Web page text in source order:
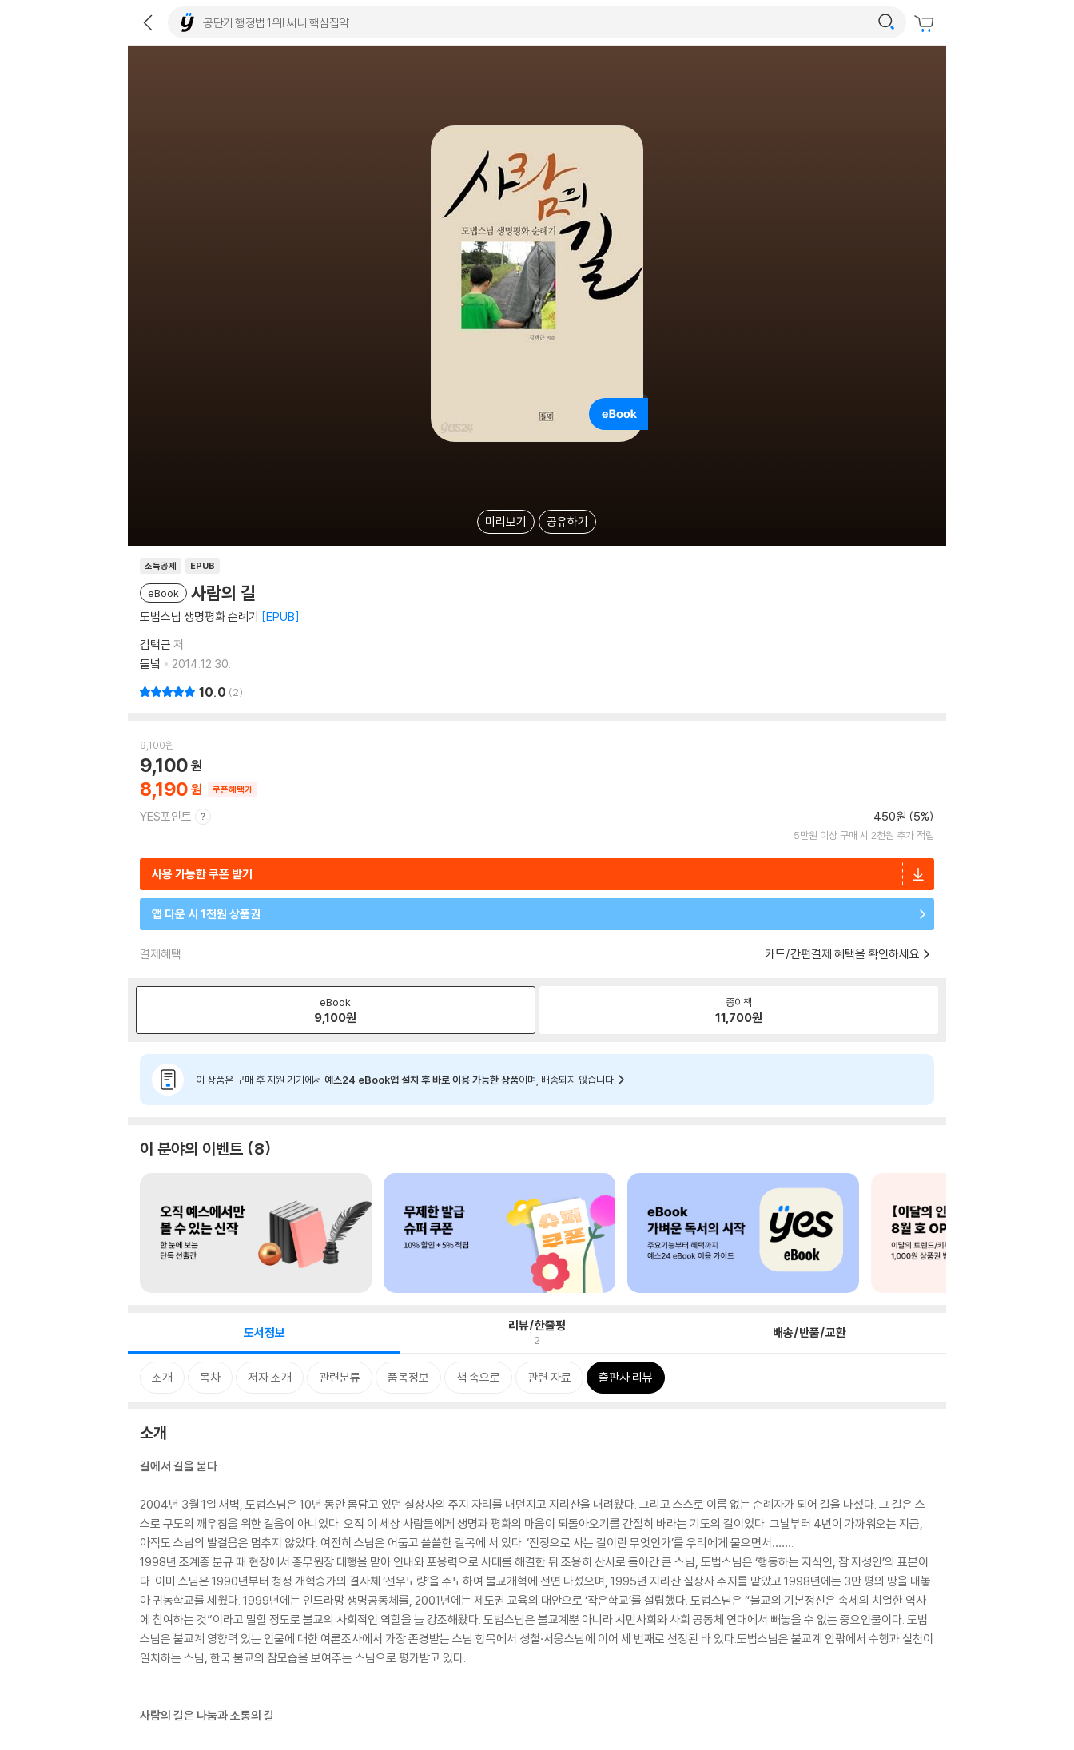
미리보기 공유하기
소득공제 EPUB
eBook 사람의 길
도법스님 생명평화 순례기 EPUB
김택근 저
들녘
2014.12.30.
10.0 2
9,100원
8,190
9,100
쿠폰혜택가
YES포인트 450원 (5%)
5만원 이상 구매 시 2천원 추가 적립
사용 가능한 쿠폰 받기
앱 다운 시 1천원 상품권
결제혜택 카드/간편결제 혜택을 확인하세요
eBook
9,100원
종이책
11,700원
이 상품은 구매 후 지원 기기에서 예스24 eBook앱 설치 후 바로 이용 가능한 상품이며, 배송되지 않습니다.
이 분야의 이벤트 8
도서정보 리뷰/한줄평
2 배송/반품/교환
소개 목차 저자 소개 관련분류 품목정보 책 속으로 관련 자료 출판사 리뷰
소개
길에서 길을 묻다
2004년 3월 1일 새벽, 도법스님은 10년 동안 몸담고 있던 실상사의 주지 자리를 내던지고 지리산을 내려왔다. 그리고 스스로 이름 없는 순례자가 되어 길을 나섰다. 그 길은 스
스로 구도의 깨우침을 위한 걸음이 아니었다. 오직 이 세상 사람들에게 생명과 평화의 마음이 되돌아오기를 간절히 바라는 기도의 길이었다. 그날부터 4년이 가까워오는 지금,
아직도 스님의 발걸음은 멈추지 않았다. 여전히 스님은 어둡고 쓸쓸한 길목에 서 있다. ‘진정으로 사는 길이란 무엇인가’를 우리에게 물으면서…….
1998년 조계종 분규 때 현장에서 총무원장 대행을 맡아 인내와 포용력으로 사태를 해결한 뒤 조용히 산사로 돌아간 큰 스님, 도법스님은 ‘행동하는 지식인, 참 지성인’의 표본이
다. 이미 스님은 1990년부터 청정 개혁승가의 결사체 ‘선우도량’을 주도하여 불교개혁에 전면 나섰으며, 1995년 지리산 실상사 주지를 맡았고 1998년에는 3만 평의 땅을 내놓
아 귀농학교를 세웠다. 1999년에는 인드라망 생명공동체를, 2001년에는 제도권 교육의 대안으로 ‘작은학교’를 설립했다. 도법스님은 “불교의 기본정신은 속세의 치열한 역사
에 참여하는 것”이라고 말할 정도로 불교의 사회적인 역할을 늘 강조해왔다. 도법스님은 불교계뿐 아니라 시민사회와 사회 공동체 연대에서 빼놓을 수 없는 중요인물이다. 도법
스님은 불교계 영향력 있는 인물에 대한 여론조사에서 가장 존경받는 스님 항목에서 성철·서옹스님에 이어 세 번째로 선정된 바 있다.도법스님은 불교계 안팎에서 수행과 실천이
일치하는 스님, 한국 불교의 참모습을 보여주는 스님으로 평가받고 있다.
사람의 길은 나눔과 소통의 길